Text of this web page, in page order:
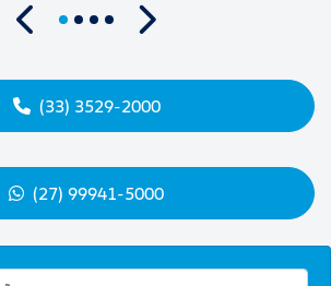
Anterior
Próximo
(33) 3529-2000
(27) 99941-5000